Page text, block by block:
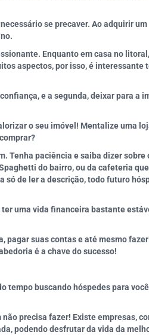
se precaver. Ao adquirir um
Enquanto em casa no
aspectos, por isso, é interessante
e a segunda, deixar para a
o seu imóvel! Mentalize uma
Tenha paciência e saiba dizer sobre
do bairro, ou da cafeteria
só de ler a descrição, todo futuro
uma vida financeira bastante
pagar suas contas e até mesmo
é a chave do sucesso!
tempo buscando hóspedes para
precisa fazer! Existe empresas,
podendo desfrutar da vida da